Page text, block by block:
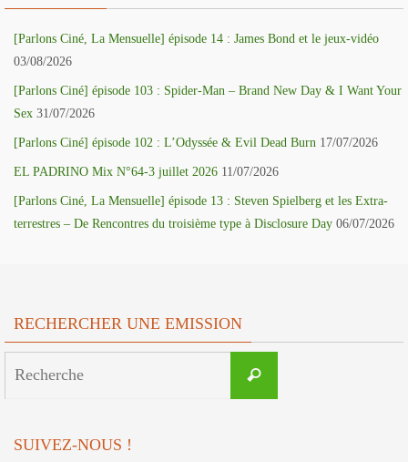
[Parlons Ciné, La Mensuelle] épisode 14 : James Bond et le jeux-vidéo
03/08/2026
[Parlons Ciné] épisode 103 : Spider-Man – Brand New Day & I Want Your
Sex 31/07/2026
[Parlons Ciné] épisode 102 : L’Odyssée & Evil Dead Burn 17/07/2026
EL PADRINO Mix N°64-3 juillet 2026 11/07/2026
[Parlons Ciné, La Mensuelle] épisode 13 : Steven Spielberg et les Extra-
terrestres – De Rencontres du troisième type à Disclosure Day 06/07/2026
RECHERCHER UNE EMISSION
Recherche
SUIVEZ-NOUS !